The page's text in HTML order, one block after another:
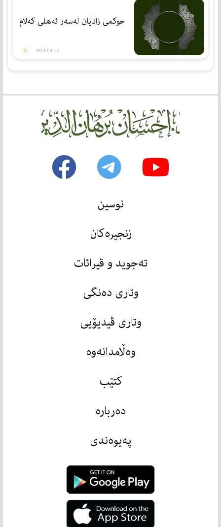
حوكمی زانایان لەسەر ئەهلی كەلام
2024-04-15
نوسین
زنجیرەکان
تەجوید و قیرائات
وتاری دەنگی
وتاری ڤیدیۆیی
وەڵامدانەوە
کتێب
دەربارە
پەیوەندی